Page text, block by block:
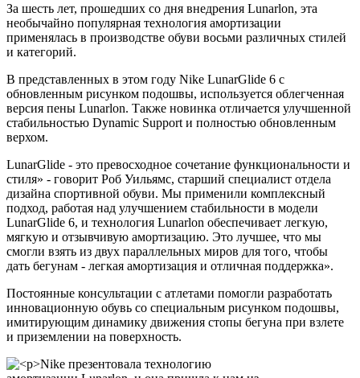
За шесть лет, прошедших со дня внедрения Lunarlon, эта
необычайно популярная технология амортизации
применялась в производстве обуви восьми различных стилей
и категорий.
В представленных в этом году Nike LunarGlide 6 с
обновленным рисунком подошвы, используется облегченная
версия пены Lunarlon. Также новинка отличается улучшенной
стабильностью Dynamic Support и полностью обновленным
верхом.
LunarGlide - это превосходное сочетание функциональности и
стиля» - говорит Роб Уильямс, старший специалист отдела
дизайна спортивной обуви. Мы применили комплексный
подход, работая над улучшением стабильности в модели
LunarGlide 6, и технология Lunarlon обеспечивает легкую,
мягкую и отзывчивую амортизацию. Это лучшее, что мы
смогли взять из двух параллельных миров для того, чтобы
дать бегунам - легкая амортизация и отличная поддержка».
Постоянные консультации с атлетами помогли разработать
инновационную обувь со специальным рисунком подошвы,
имитирующим динамику движения стопы бегуна при взлете
и приземлении на поверхность.